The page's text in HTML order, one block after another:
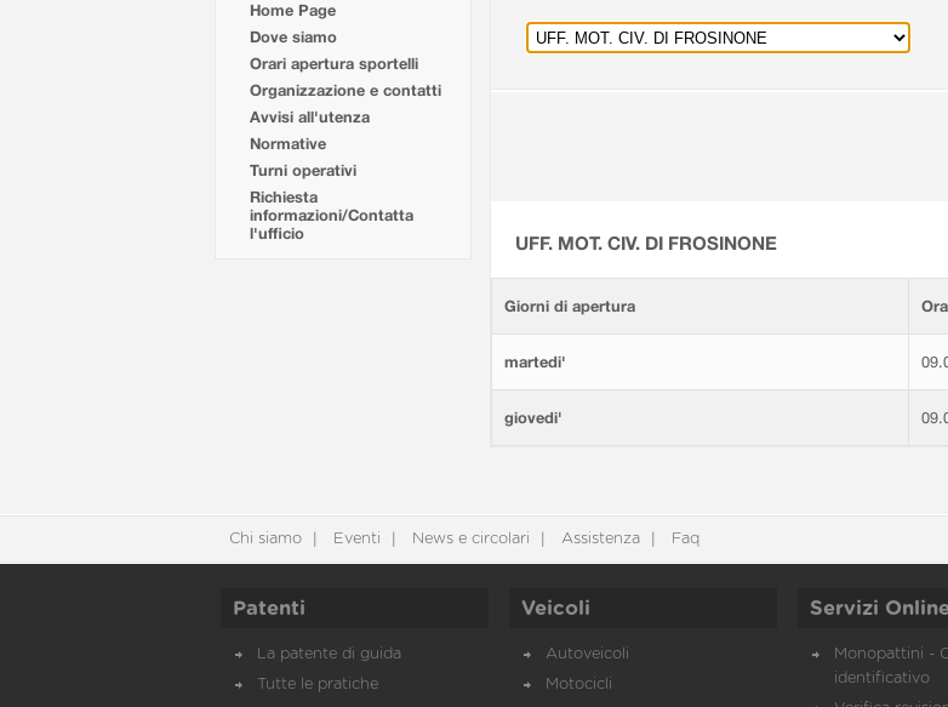
Home Page
Dove siamo
Orari apertura sportelli
Organizzazione e contatti
Avvisi all'utenza
Normative
Turni operativi
Richiesta
informazioni/Contatta
l'ufficio
UFF. MOT. CIV. DI FROSINONE
Giorni di apertura
martedi'
giovedi'
Chi siamo Eventi News e circolari Assistenza Faq
Patenti
La patente di guida
Tutte le pratiche
Veicoli
Autoveicoli
Motocicli
Servizi
Monopattini -
identificativo